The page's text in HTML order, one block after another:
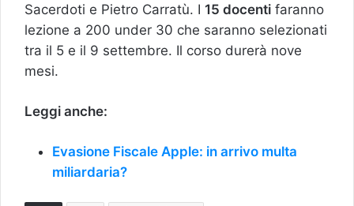
Sacerdoti e Pietro Carratù. I 15 docenti faranno
lezione a 200 under 30 che saranno selezionati
tra il 5 e il 9 settembre. Il corso durerà nove
mesi.
Leggi anche:
Evasione Fiscale Apple: in arrivo multa
miliardaria?